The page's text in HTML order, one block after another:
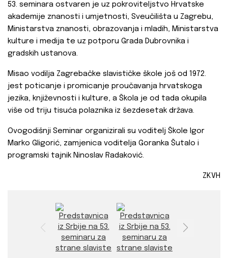
53. seminara ostvaren je uz pokroviteljstvo Hrvatske
akademije znanosti i umjetnosti, Sveučilišta u Zagrebu,
Ministarstva znanosti, obrazovanja i mladih, Ministarstva
kulture i medija te uz potporu Grada Dubrovnika i
gradskih ustanova.
Misao vodilja Zagrebačke slavističke škole još od 1972.
jest poticanje i promicanje proučavanja hrvatskoga
jezika, književnosti i kulture, a Škola je od tada okupila
više od triju tisuća polaznika iz šezdesetak država.
Ovogodišnji Seminar organizirali su voditelj Škole Igor
Marko Gligorić, zamjenica voditelja Goranka Šutalo i
programski tajnik Ninoslav Radaković.
ZKVH